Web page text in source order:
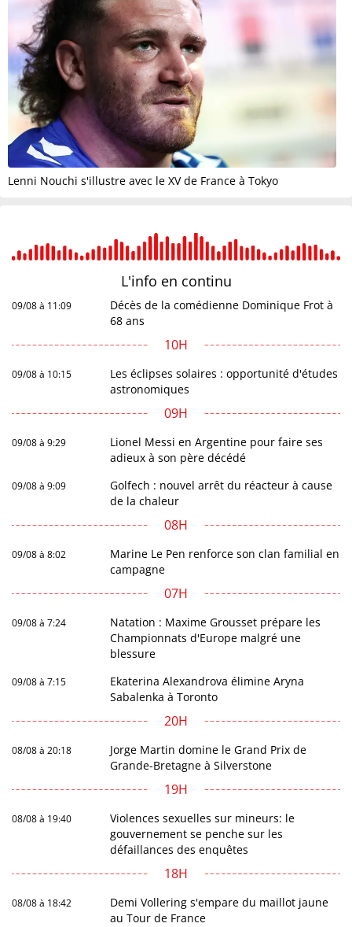
Lenni Nouchi s'illustre avec le XV de France à Tokyo
L'info en continu
09/08 à 11:09
Décès de la comédienne Dominique Frot à
68 ans
10H
09/08 à 10:15
Les éclipses solaires : opportunité d'études
astronomiques
09H
09/08 à 9:29
Lionel Messi en Argentine pour faire ses
adieux à son père décédé
09/08 à 9:09
Golfech : nouvel arrêt du réacteur à cause
de la chaleur
08H
09/08 à 8:02
Marine Le Pen renforce son clan familial en
campagne
07H
09/08 à 7:24
Natation : Maxime Grousset prépare les
Championnats d'Europe malgré une
blessure
09/08 à 7:15
Ekaterina Alexandrova élimine Aryna
Sabalenka à Toronto
20H
08/08 à 20:18
Jorge Martin domine le Grand Prix de
Grande-Bretagne à Silverstone
19H
08/08 à 19:40
Violences sexuelles sur mineurs: le
gouvernement se penche sur les
défaillances des enquêtes
18H
08/08 à 18:42
Demi Vollering s'empare du maillot jaune
au Tour de France